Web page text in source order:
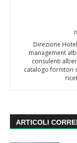
Direzione
management
consulenti
catalogo fornitori
ARTICOLI